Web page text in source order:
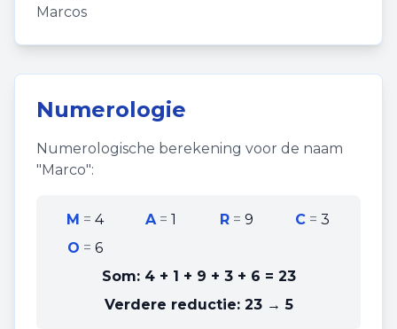
Marcos
Numerologie
Numerologische berekening voor de naam
"Marco":
M = 4 A= 1 R= 9 C= 3
O = 6
Som: 4 + 1 + 9 + 3 + 6 = 23
Verdere reductie: 23 → 5